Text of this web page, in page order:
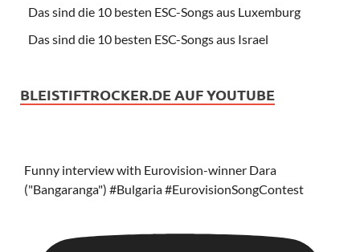
Das sind die 10 besten ESC-Songs aus Luxemburg
Das sind die 10 besten ESC-Songs aus Israel
BLEISTIFTROCKER.DE AUF YOUTUBE
Funny interview with Eurovision-winner Dara
("Bangaranga") #Bulgaria #EurovisionSongContest